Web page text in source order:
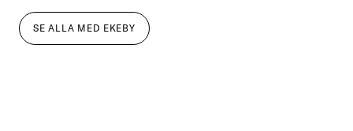
SE ALLA MED EKEBY